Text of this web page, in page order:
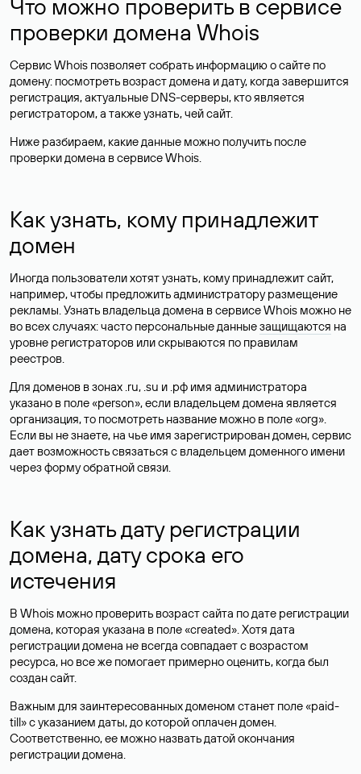
Что можно проверить в сервисе
проверки домена Whois
Сервис Whois позволяет собрать информацию о сайте по
домену: посмотреть возраст домена и дату, когда завершится
регистрация, актуальные DNS-серверы, кто является
регистратором, а также узнать, чей сайт.
Ниже разбираем, какие данные можно получить после
проверки домена в сервисе Whois.
Как узнать, кому принадлежит
домен
Иногда пользователи хотят узнать, кому принадлежит сайт,
например, чтобы предложить администратору размещение
рекламы. Узнать владельца домена в сервисе Whois можно не
во всех случаях: часто персональные данныезащищаются на
уровне регистраторов или скрываются по правилам
реестров.
Для доменов в зонах .ru, .su и .рф имя администратора
указано в поле «person», если владельцем домена является
организация, то посмотреть название можно в поле «org».
Если вы не знаете, на чье имя зарегистрирован домен, сервис
дает возможность связаться с владельцем доменного имени
через форму обратной связи.
Как узнать дату регистрации
домена, дату срока его
истечения
В Whois можно проверить возраст сайта по дате регистрации
домена, которая указана в поле «created». Хотя дата
регистрации домена не всегда совпадает с возрастом
ресурса, но все же помогает примерно оценить, когда был
создан сайт.
Важным для заинтересованных доменом станет поле «paid-
till» с указанием даты, до которой оплачен домен.
Соответственно, ее можно назвать датой окончания
регистрации домена.